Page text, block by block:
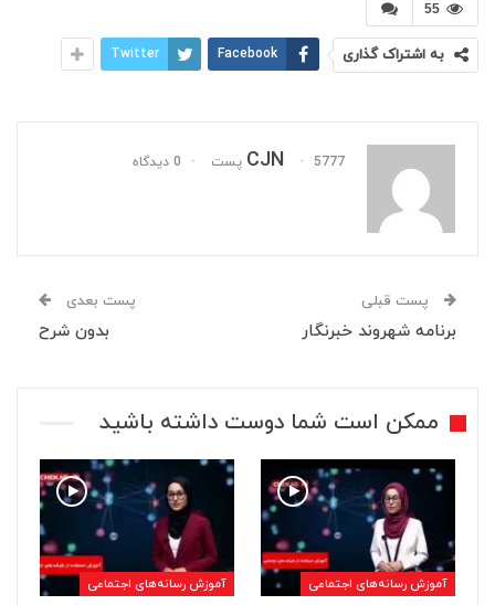
55
به اشتراک گذاری Facebook
Twitter
CJN 5777 پست 0 دیدگاه
پست قبلی
برنامه شهروند خبرنگار
پست بعدی
بدون شرح
ممکن است شما دوست داشته باشید
آموزش رسانه‌های اجتماعی آموزش رسانه‌های اجتماعی